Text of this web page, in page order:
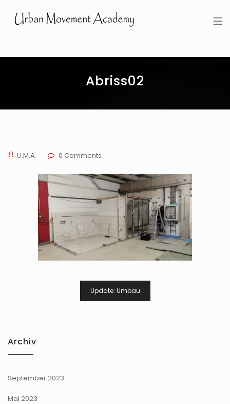
Abriss02
U.M.A. 0 Comments
BeitragsnavigationUpdate: Umbau
Archiv
September 2023
Mai 2023